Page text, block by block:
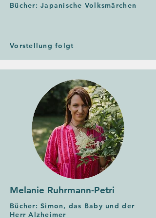
Bücher: Japanische Volksmärchen
Vorstellung folgt
Melanie Ruhrmann-Petri
Bücher: Simon, das Baby und der
Herr Alzheimer